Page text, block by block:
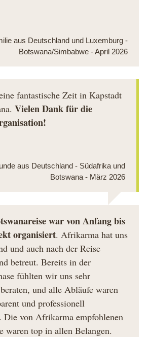
aus Deutschland und Luxemburg -
Botswana/Simbabwe - April 2026
fantastische Zeit in Kapstadt
Vielen Dank für die
aus Deutschland - Südafrika und
Botswana - März 2026
war von Anfang bis
organisiert. Afrikarma hat uns
und auch nach der Reise
betreut. Bereits in der
fühlten wir uns sehr
und alle Abläufe waren
und professionell
Die von Afrikarma empfohlenen
waren top in allen Belangen.